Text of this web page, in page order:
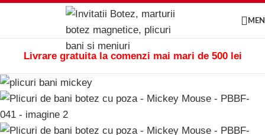
Livrare gratuita la comenzi mai mari de 500 lei